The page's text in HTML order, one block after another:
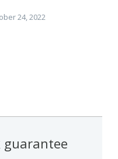
24, 2022
guarantee